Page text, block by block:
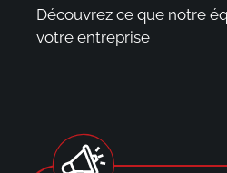
Découvrez ce que notre
votre entreprise